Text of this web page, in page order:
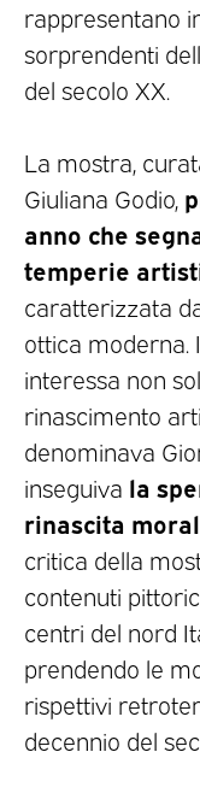
rappresentano
sorprendenti
del secolo XX.
La mostra,
Giuliana Godio,
anno che
temperie
caratterizzata
ottica moderna.
interessa non
rinascimento
denominava
inseguiva la
rinascita
critica della
contenuti
centri del nord
prendendo le
rispettivi
decennio del